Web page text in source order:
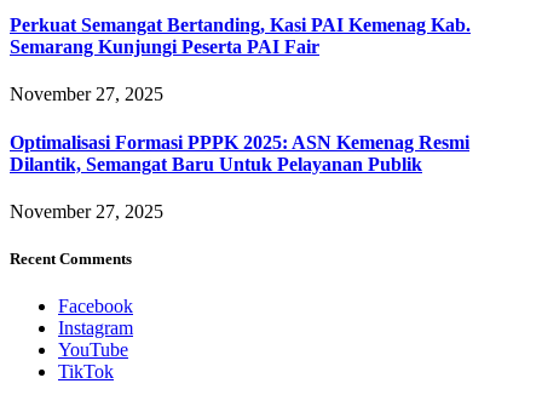
Perkuat Semangat Bertanding, Kasi PAI Kemenag Kab.
Semarang Kunjungi Peserta PAI Fair
November 27, 2025
Optimalisasi Formasi PPPK 2025: ASN Kemenag Resmi
Dilantik, Semangat Baru Untuk Pelayanan Publik
November 27, 2025
Recent Comments
Facebook
Instagram
YouTube
TikTok